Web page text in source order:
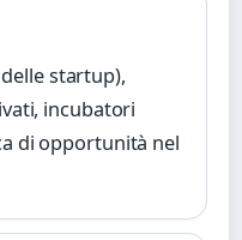
startup),
incubatori
di opportunità nel